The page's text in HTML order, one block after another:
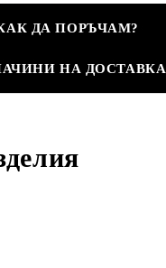
ДА ПОРЪЧАМ?
НА ДОСТАВКА